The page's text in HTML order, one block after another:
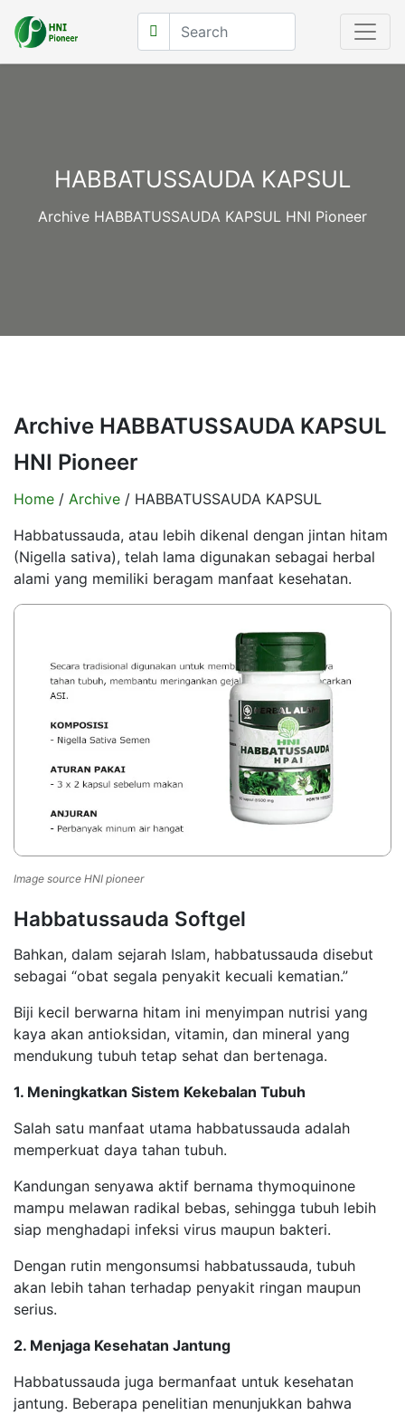
HABBATUSSAUDA KAPSUL
Archive HABBATUSSAUDA KAPSUL HNI Pioneer
Archive HABBATUSSAUDA KAPSUL
HNI Pioneer
Home / Archive / HABBATUSSAUDA KAPSUL
Habbatussauda, atau lebih dikenal dengan jintan hitam
(Nigella sativa), telah lama digunakan sebagai herbal
alami yang memiliki beragam manfaat kesehatan.
Image source HNI pioneer
Habbatussauda Softgel
Bahkan, dalam sejarah Islam, habbatussauda disebut
sebagai “obat segala penyakit kecuali kematian.”
Biji kecil berwarna hitam ini menyimpan nutrisi yang
kaya akan antioksidan, vitamin, dan mineral yang
mendukung tubuh tetap sehat dan bertenaga.
1. Meningkatkan Sistem Kekebalan Tubuh
Salah satu manfaat utama habbatussauda adalah
memperkuat daya tahan tubuh.
Kandungan senyawa aktif bernama thymoquinone
mampu melawan radikal bebas, sehingga tubuh lebih
siap menghadapi infeksi virus maupun bakteri.
Dengan rutin mengonsumsi habbatussauda, tubuh
akan lebih tahan terhadap penyakit ringan maupun
serius.
2. Menjaga Kesehatan Jantung
Habbatussauda juga bermanfaat untuk kesehatan
jantung. Beberapa penelitian menunjukkan bahwa